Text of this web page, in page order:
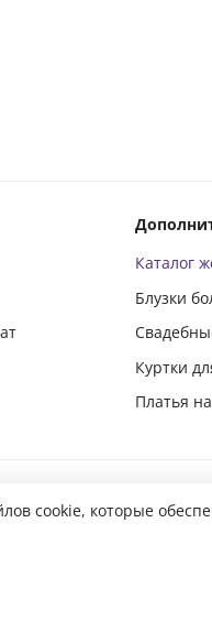
Каталог
Блузки
Куртки
Платья
новинками в социальных
cookie, которые